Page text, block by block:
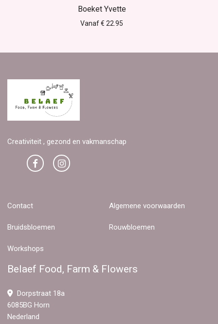
Boeket Yvette
Vanaf € 22.95
Creativiteit , gezond en vakmanschap
Contact Algemene voorwaarden
Bruidsbloemen Rouwbloemen
Workshops
Belaef Food, Farm & Flowers
Dorpstraat 18a
6085BG Horn
Nederland